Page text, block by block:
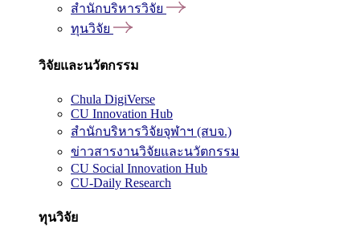
สำนักบริหารวิจัย
ทุนวิจัย
วิจัยและนวัตกรรม
Chula DigiVerse
CU Innovation Hub
สำนักบริหารวิจัยจุฬาฯ (สบจ.)
ข่าวสารงานวิจัยและนวัตกรรม
CU Social Innovation Hub
CU-Daily Research
ทุนวิจัย